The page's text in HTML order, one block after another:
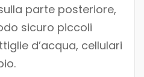
parte posteriore,
sicuro piccoli
d’acqua, cellulari